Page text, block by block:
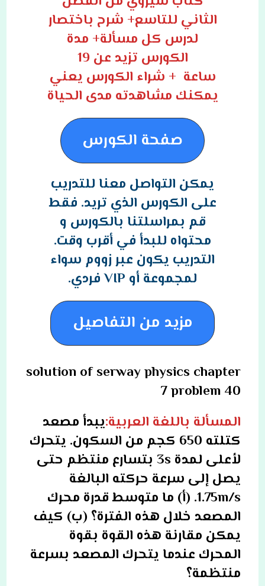
الثاني للتاسع+ شرح باختصار
لدرس كل مسألة+ مدة
الكورس تزيد عن 19
ساعة + شراء الكورس يعني
يمكنك مشاهدته مدى الحياة
صفحة الكورس
يمكن التواصل معنا للتدريب
على الكورس الذي تريد. فقط
قم بمراسلتنا بالكورس و
محتواه للبدأ في أقرب وقت.
التدريب يكون عبر زووم سواء
لمجموعة أو VIP فردي.
مزيد من التفاصيل
solution of serway physics chapter
7 problem 40
المسألة باللغة العربية:يبدأ مصعد
كتلته 650 كجم من السكون. يتحرك
لأعلى لمدة 3s بتسارع منتظم حتى
يصل إلى سرعة حركته البالغة
1.75m/s. (أ) ما متوسط ​​قدرة محرك
المصعد خلال هذه الفترة؟ (ب) كيف
يمكن مقارنة هذه القوة بقوة
المحرك عندما يتحرك المصعد بسرعة
منتظمة؟